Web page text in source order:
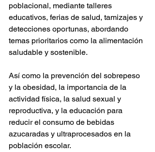
poblacional, mediante talleres
educativos, ferias de salud, tamizajes y
detecciones oportunas, abordando
temas prioritarios como la alimentación
saludable y sostenible.
Así como la prevención del sobrepeso
y la obesidad, la importancia de la
actividad física, la salud sexual y
reproductiva, y la educación para
reducir el consumo de bebidas
azucaradas y ultraprocesados en la
población escolar.